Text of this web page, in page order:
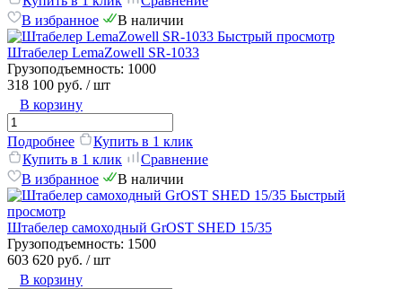
В избранное
В наличии
Быстрый просмотр
Штабелер LemaZowell SR-1033
Грузоподъемность: 1000
318 100 руб. / шт
В корзину
Подробнее
Купить в 1 клик
Купить в 1 клик
Сравнение
В избранное
В наличии
Быстрый
просмотр
Штабелер самоходный GrOST SHED 15/35
Грузоподъемность: 1500
603 620 руб. / шт
В корзину